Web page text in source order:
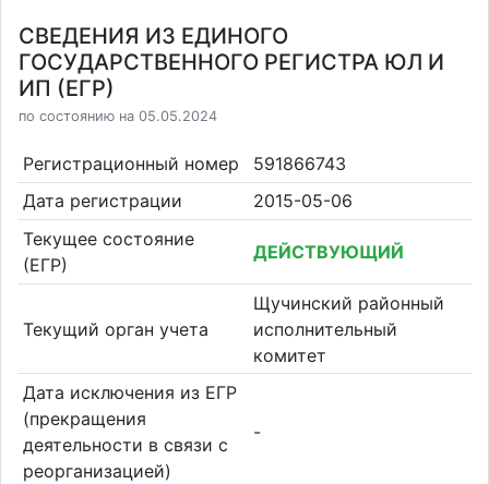
СВЕДЕНИЯ ИЗ ЕДИНОГО
ГОСУДАРСТВЕННОГО РЕГИСТРА ЮЛ И
ИП (ЕГР)
по состоянию на 05.05.2024
Регистрационный номер
591866743
Дата регистрации
2015-05-06
Текущее состояние
(ЕГР)
ДЕЙСТВУЮЩИЙ
Текущий орган учета
Щучинский районный
исполнительный
комитет
Дата исключения из ЕГР
(прекращения
деятельности в связи с
реорганизацией)
-